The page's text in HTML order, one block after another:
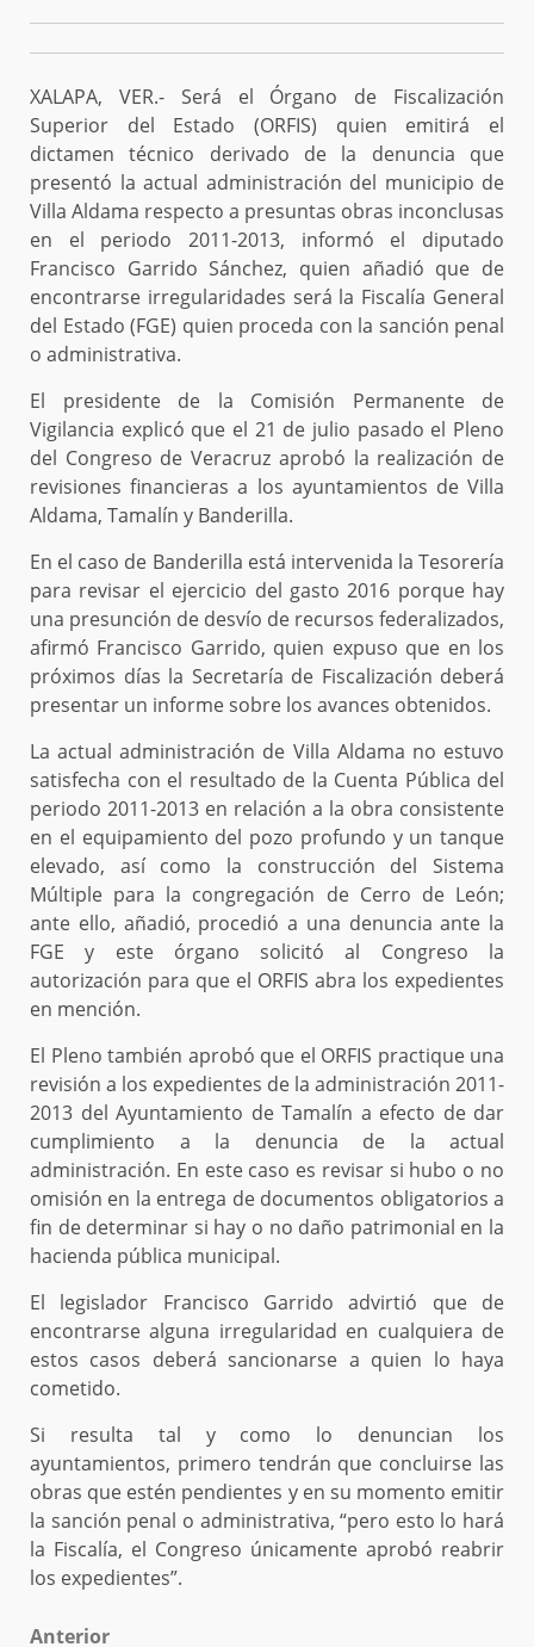
XALAPA, VER.- Será el Órgano de Fiscalización
Superior del Estado (ORFIS) quien emitirá el
dictamen técnico derivado de la denuncia que
presentó la actual administración del municipio de
Villa Aldama respecto a presuntas obras inconclusas
en el periodo 2011-2013, informó el diputado
Francisco Garrido Sánchez, quien añadió que de
encontrarse irregularidades será la Fiscalía General
del Estado (FGE) quien proceda con la sanción penal
o administrativa.
El presidente de la Comisión Permanente de
Vigilancia explicó que el 21 de julio pasado el Pleno
del Congreso de Veracruz aprobó la realización de
revisiones financieras a los ayuntamientos de Villa
Aldama, Tamalín y Banderilla.
En el caso de Banderilla está intervenida la Tesorería
para revisar el ejercicio del gasto 2016 porque hay
una presunción de desvío de recursos federalizados,
afirmó Francisco Garrido, quien expuso que en los
próximos días la Secretaría de Fiscalización deberá
presentar un informe sobre los avances obtenidos.
La actual administración de Villa Aldama no estuvo
satisfecha con el resultado de la Cuenta Pública del
periodo 2011-2013 en relación a la obra consistente
en el equipamiento del pozo profundo y un tanque
elevado, así como la construcción del Sistema
Múltiple para la congregación de Cerro de León;
ante ello, añadió, procedió a una denuncia ante la
FGE y este órgano solicitó al Congreso la
autorización para que el ORFIS abra los expedientes
en mención.
El Pleno también aprobó que el ORFIS practique una
revisión a los expedientes de la administración 2011-
2013 del Ayuntamiento de Tamalín a efecto de dar
cumplimiento a la denuncia de la actual
administración. En este caso es revisar si hubo o no
omisión en la entrega de documentos obligatorios a
fin de determinar si hay o no daño patrimonial en la
hacienda pública municipal.
El legislador Francisco Garrido advirtió que de
encontrarse alguna irregularidad en cualquiera de
estos casos deberá sancionarse a quien lo haya
cometido.
Si resulta tal y como lo denuncian los
ayuntamientos, primero tendrán que concluirse las
obras que estén pendientes y en su momento emitir
la sanción penal o administrativa, “pero esto lo hará
la Fiscalía, el Congreso únicamente aprobó reabrir
los expedientes”.
Anterior